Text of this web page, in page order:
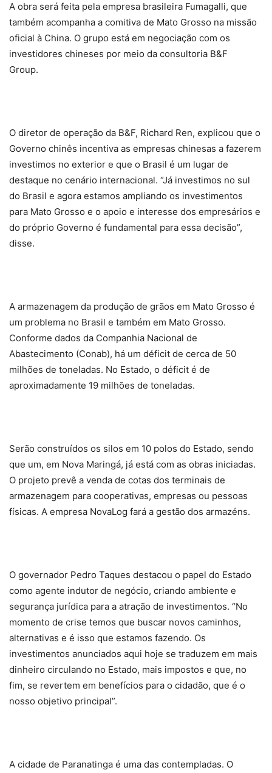
A obra será feita pela empresa brasileira Fumagalli, que
também acompanha a comitiva de Mato Grosso na missão
oficial à China. O grupo está em negociação com os
investidores chineses por meio da consultoria B&F
Group.
O diretor de operação da B&F, Richard Ren, explicou que o
Governo chinês incentiva as empresas chinesas a fazerem
investimos no exterior e que o Brasil é um lugar de
destaque no cenário internacional. “Já investimos no sul
do Brasil e agora estamos ampliando os investimentos
para Mato Grosso e o apoio e interesse dos empresários e
do próprio Governo é fundamental para essa decisão”,
disse.
A armazenagem da produção de grãos em Mato Grosso é
um problema no Brasil e também em Mato Grosso.
Conforme dados da Companhia Nacional de
Abastecimento (Conab), há um déficit de cerca de 50
milhões de toneladas. No Estado, o déficit é de
aproximadamente 19 milhões de toneladas.
Serão construídos os silos em 10 polos do Estado, sendo
que um, em Nova Maringá, já está com as obras iniciadas.
O projeto prevê a venda de cotas dos terminais de
armazenagem para cooperativas, empresas ou pessoas
físicas. A empresa NovaLog fará a gestão dos armazéns.
O governador Pedro Taques destacou o papel do Estado
como agente indutor de negócio, criando ambiente e
segurança jurídica para a atração de investimentos. “No
momento de crise temos que buscar novos caminhos,
alternativas e é isso que estamos fazendo. Os
investimentos anunciados aqui hoje se traduzem em mais
dinheiro circulando no Estado, mais impostos e que, no
fim, se revertem em benefícios para o cidadão, que é o
nosso objetivo principal”.
A cidade de Paranatinga é uma das contempladas. O